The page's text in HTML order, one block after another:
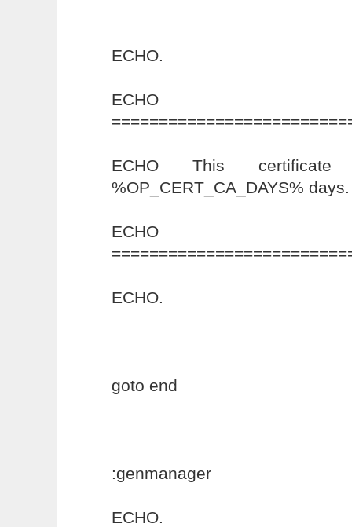
ECHO.
ECHO
ECHO This
%OP_CERT_CA_DAYS% days.
ECHO
ECHO.
goto end
:genmanager
ECHO.